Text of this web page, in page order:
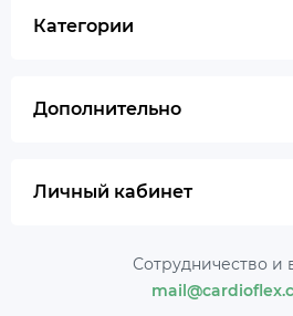
Категории
Дополнительно
Личный кабинет
Сотрудничество и